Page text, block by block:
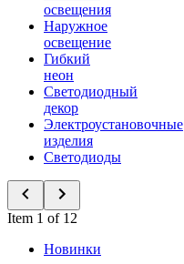
освещения
Наружное
освещение
Гибкий
неон
Светодиодный
декор
Электроустановочные
изделия
Светодиоды
Item 1 of 12
Новинки